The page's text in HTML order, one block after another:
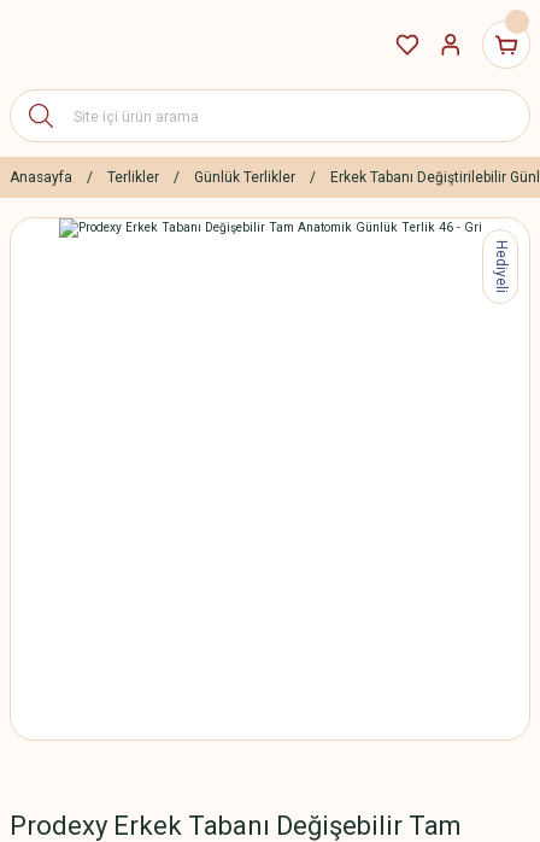
Anasayfa Terlikler Günlük Terlikler Erkek Tabanı Değiştirilebilir
Hediyeli
Prodexy Erkek Tabanı Değişebilir Tam